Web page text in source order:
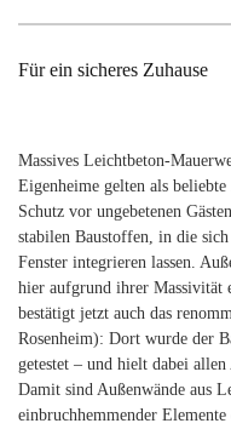
Für ein sicheres Zuhause
Massives Leichtbeton-
Eigenheime gelten als
Schutz vor ungebetenen
stabilen Baustoffen, in die
Fenster integrieren lassen.
hier aufgrund ihrer Massivität
bestätigt jetzt auch das
Rosenheim): Dort wurde der
getestet – und hielt dabei
Damit sind Außenwände aus
einbruchhemmender